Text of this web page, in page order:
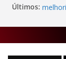
conteúdo
Últimos: Com
Autor